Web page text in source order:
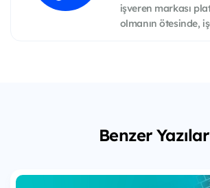
işveren markası
olmanın ötesinde,
Benzer Yazılar